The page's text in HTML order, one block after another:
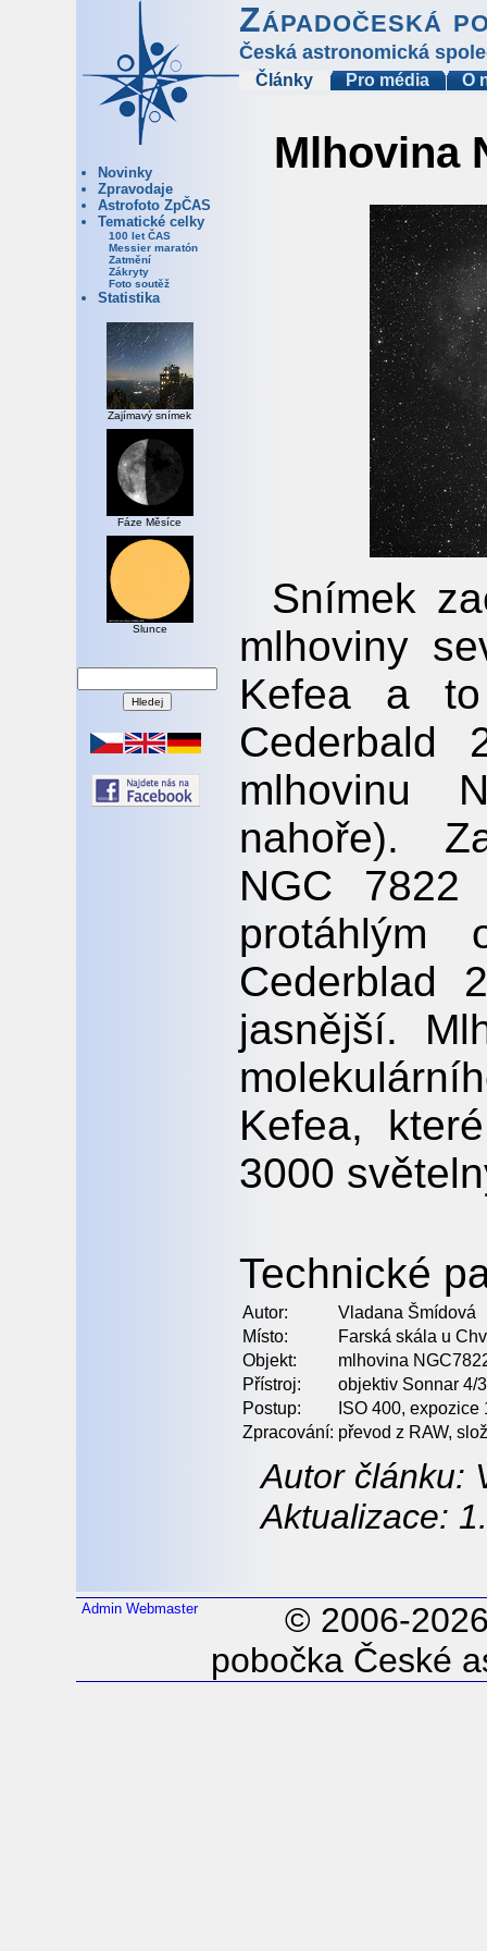
Západočeská
Česká astronomická
Články Pro média O
Novinky
Zpravodaje
Astrofoto ZpČAS
Tematické celky
100 let ČAS
Messier maratón
Zatmění
Zákryty
Foto soutěž
Statistika
Zajímavý snímek
Fáze Měsíce
Slunce
Mlhovina
Snímek
mlhoviny
Kefea a
Cederbald
mlhovinu
nahoře).
NGC 7822
protáhlým
Cederblad
jasnější.
Kefea,
3000
Technické
Autor:
Vladana Šmídová
Místo:
Farská skála u
Objekt:
mlhovina
Přístroj:
objektiv Sonnar 4/
Postup:
ISO 400,
Zpracování: převod z RAW,
Autor článku:
Aktualizace:
Admin Webmaster
© 2006-
pobočka České